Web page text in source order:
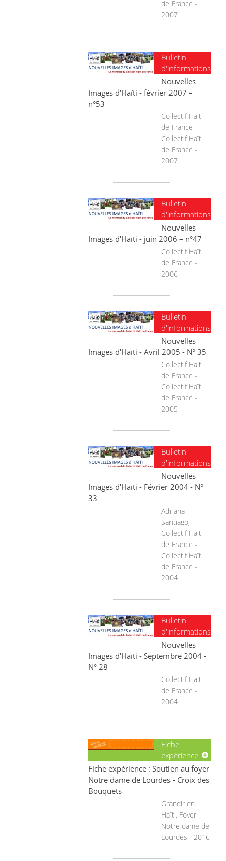
de France -
2007
Bulletin
d'informations
Nouvelles
Images d'Haïti - février 2007 –
n°53
Collectif Haïti
de France -
Collectif Haïti
de France -
2007
Bulletin
d'informations
Nouvelles
Images d'Haïti - juin 2006 – n°47
Collectif Haïti
de France -
2006
Bulletin
d'informations
Nouvelles
Images d'Haïti - Avril 2005 - N° 35
Collectif Haïti
de France -
Collectif Haïti
de France -
2005
Bulletin
d'informations
Nouvelles
Images d'Haïti - Février 2004 - N°
33
Adriana
Santiago,
Collectif Haïti
de France -
Collectif Haïti
de France -
2004
Bulletin
d'informations
Nouvelles
Images d'Haïti - Septembre 2004 -
N° 28
Collectif Haïti
de France -
2004
Fiche
expérience
Fiche expérience : Soutien au foyer
Notre dame de Lourdes - Croix des
Bouquets
Grandir en
Haïti, Foyer
Notre dame de
Lourdes - 2016